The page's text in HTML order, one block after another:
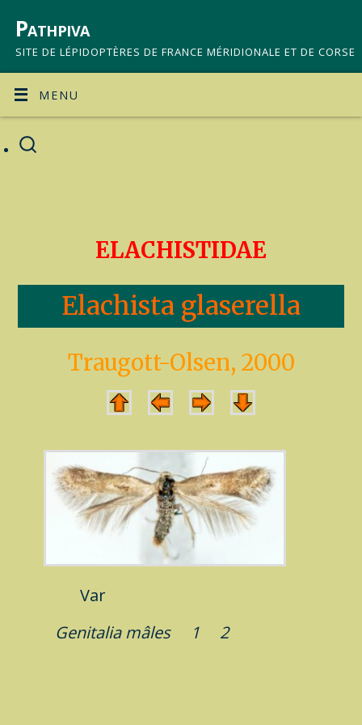
Pathpiva
SITE DE LÉPIDOPTÈRES DE FRANCE MÉRIDIONALE ET DE CORSE
MENU
ELACHISTIDAE
Elachista glaserella
Traugott-Olsen, 2000
Var
Genitalia mâles
1 2